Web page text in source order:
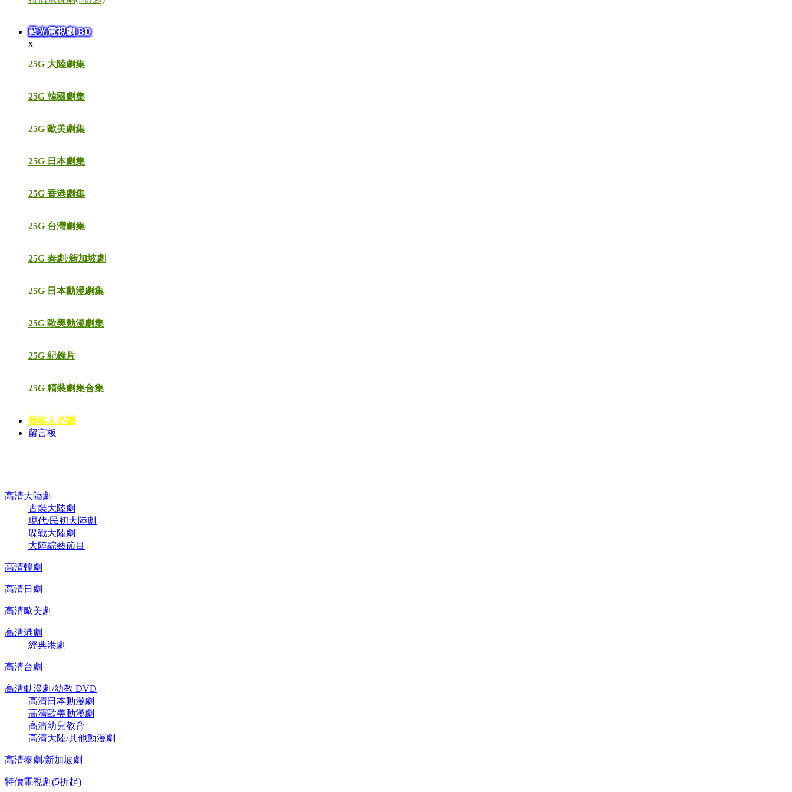
藍光電視劇 BD
x
25G 大陸劇集
25G 韓國劇集
25G 歐美劇集
25G 日本劇集
25G 香港劇集
25G 台灣劇集
25G 泰劇/新加坡劇
25G 日本動漫劇集
25G 歐美動漫劇集
25G 紀錄片
25G 精裝劇集合集
新客人必讀
留言板
高清大陸劇
古裝大陸劇
現代/民初大陸劇
碟戰大陸劇
大陸綜藝節目
高清韓劇
高清日劇
高清歐美劇
高清港劇
經典港劇
高清台劇
高清動漫劇/幼教 DVD
高清日本動漫劇
高清歐美動漫劇
高清幼兒教育
高清大陸/其他動漫劇
高清泰劇/新加坡劇
特價電視劇(5折起)